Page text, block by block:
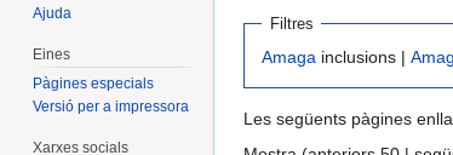
Filtres
Amaga inclusions |
Les següents pàgines
Ajuda
Eines
Pàgines especials
Versió per a impressora
Xarxes socials